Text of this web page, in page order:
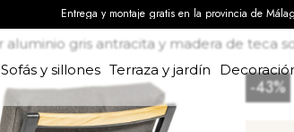
Entrega y montaje gratis en la provincia de
Sofás y sillones Terraza y jardín
aluminio gris antracita y madera de teca
-43%